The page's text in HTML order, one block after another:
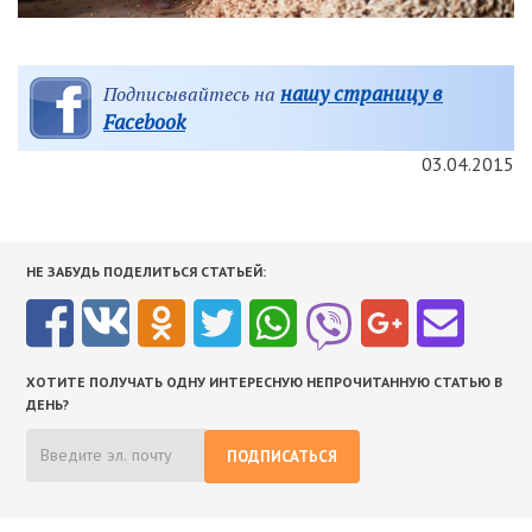
Подписывайтесь на нашу страницу в
Facebook
03.04.2015
НЕ ЗАБУДЬ ПОДЕЛИТЬСЯ СТАТЬЕЙ:
ХОТИТЕ ПОЛУЧАТЬ ОДНУ ИНТЕРЕСНУЮ НЕПРОЧИТАННУЮ СТАТЬЮ В
ДЕНЬ?
ПОДПИСАТЬСЯ